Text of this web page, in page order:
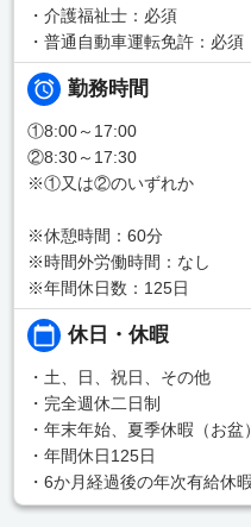
・介護福祉士：必須
・普通自動車運転免許：必須
勤務時間
①8:00～17:00
②8:30～17:30
※①又は②のいずれか
※休憩時間：60分
※時間外労働時間：なし
※年間休日数：125日
休日・休暇
・土、日、祝日、その他
・完全週休二日制
・年末年始、夏季休暇（お盆
・年間休日125日
・6か月経過後の年次有給休